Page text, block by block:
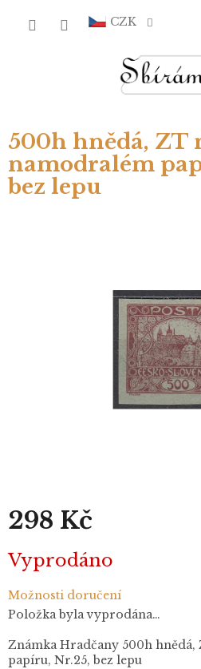
CZK
500h hnědá, ZT
namodralém
bez lepu
298 Kč
cena:
Vyprodáno
Možnosti doručení
Položka byla vyprodána…
Známka Hradčany 500h
papíru, Nr.25, bez lepu